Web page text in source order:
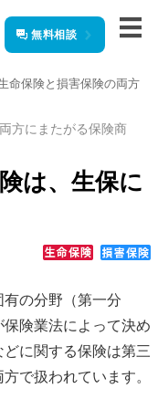
無料相談
命保険と損害保険の両方
方にまたがる保険商
は、生保に
の分野（第一分
険業法によって決め
に関する保険は第三
で扱われています。